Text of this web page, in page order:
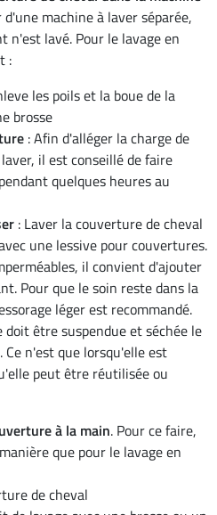
machine à laver séparée,
n'est lavé. Pour le lavage en
:
les poils et la boue de la
brosse
: Afin d'alléger la charge de
il est conseillé de faire
quelques heures au
: Laver la couverture de cheval
une lessive pour couvertures.
il convient d'ajouter
Pour que le soin reste dans la
léger est recommandé.
doit être suspendue et séchée le
n'est que lorsqu'elle est
peut être réutilisée ou
à la main. Pour ce faire,
que pour le lavage en
de cheval